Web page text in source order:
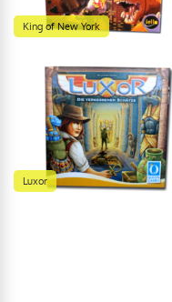
King of New York
Luxor